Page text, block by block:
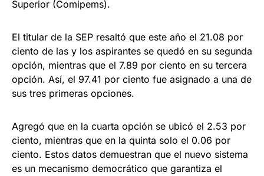
Superior (Comipems).
El titular de la SEP resaltó que este año el 21.08 por
ciento de las y los aspirantes se quedó en su segunda
opción, mientras que el 7.89 por ciento en su tercera
opción. Así, el 97.41 por ciento fue asignado a una de
sus tres primeras opciones.
Agregó que en la cuarta opción se ubicó el 2.53 por
ciento, mientras que en la quinta solo el 0.06 por
ciento. Estos datos demuestran que el nuevo sistema
es un mecanismo democrático que garantiza el